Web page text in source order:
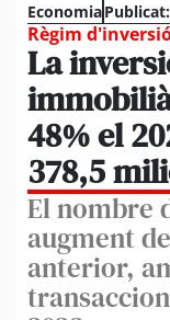
EconomiaPublicat:
Règim
La
48% el
378,5
El nombre
augment
anterior,